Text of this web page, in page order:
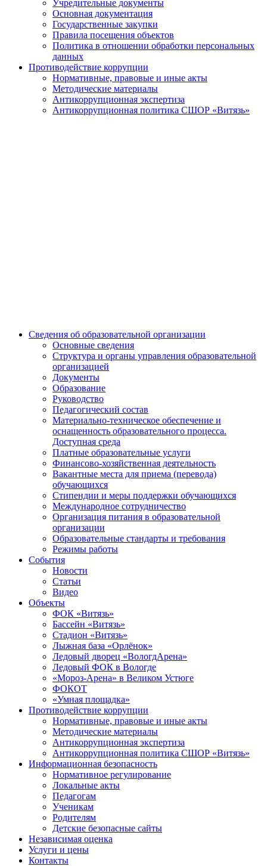
Учредительные документы
Основная документация
Государственные закупки
Правила посещения объектов
Политика в отношении обработки персональных
данных
Противодействие коррупции
Нормативные, правовые и иные акты
Методические материалы
Антикоррупционная экспертиза
Антикоррупционная политика СШОР «Витязь»
Сведения об образовательной организации
Основные сведения
Структура и органы управления образовательной
организацией
Документы
Образование
Руководство
Педагогический состав
Материально-техническое обеспечение и
оснащенность образовательного процесса.
Доступная среда
Платные образовательные услуги
Финансово-хозяйственная деятельность
Вакантные места для приема (перевода)
обучающихся
Стипендии и меры поддержки обучающихся
Международное сотрудничество
Организация питания в образовательной
организации
Образовательные стандарты и требования
Режимы работы
События
Новости
Статьи
Видео
Объекты
ФОК «Витязь»
Бассейн «Витязь»
Стадион «Витязь»
Лыжная база «Орлёнок»
Ледовый дворец «ВологдАрена»
Ледовый ФОК в Вологде
«Мороз-Арена» в Великом Устюге
ФОКОТ
«Умная площадка»
Противодействие коррупции
Нормативные, правовые и иные акты
Методические материалы
Антикоррупционная экспертиза
Антикоррупционная политика СШОР «Витязь»
Информационная безопасность
Нормативное регулирование
Локальные акты
Педагогам
Ученикам
Родителям
Детские безопасные сайты
Независимая оценка
Услуги и цены
Контакты